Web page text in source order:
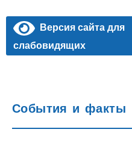
Версия сайта для
слабовидящих
События и факты